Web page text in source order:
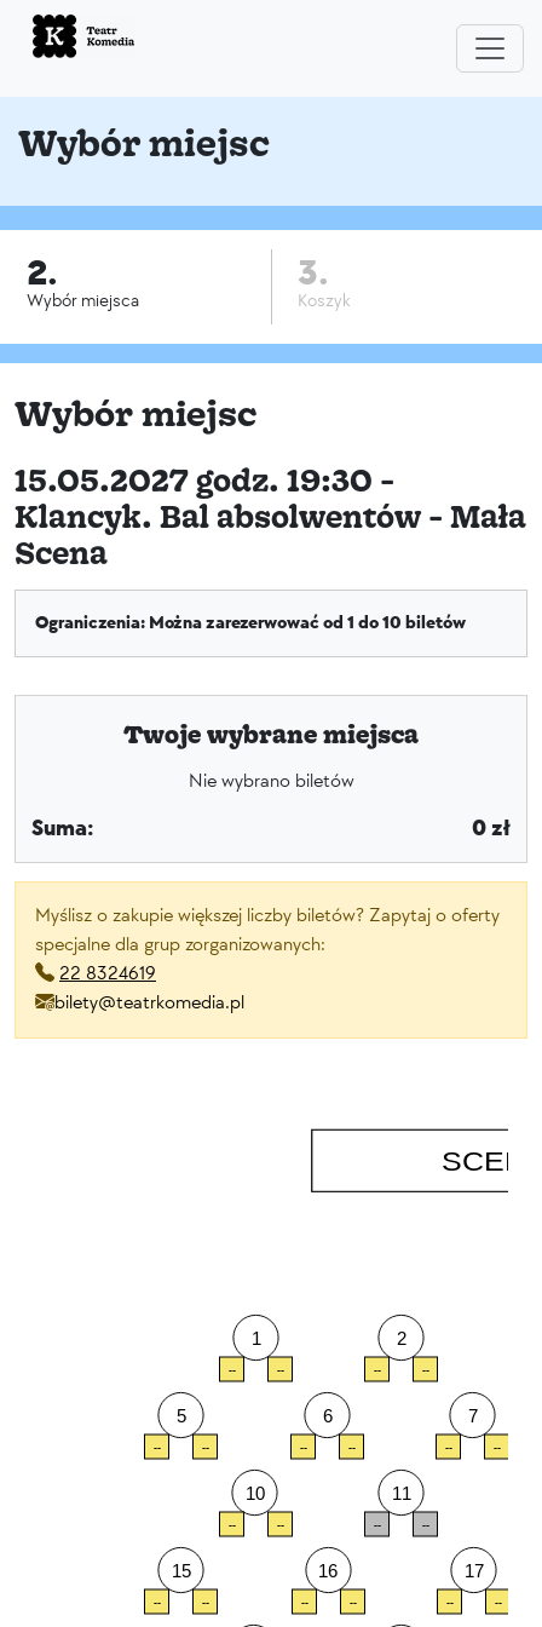
Wybór miejsc
2.
Wybór miejsca
3.
Koszyk
Wybór miejsc
15.05.2027 godz. 19:30 -
Klancyk. Bal absolwentów - Mała
Scena
Ograniczenia: Można zarezerwować od 1 do 10 biletów
Twoje wybrane miejsca
Nie wybrano biletów
Suma: 0 zł
Myślisz o zakupie większej liczby biletów? Zapytaj o oferty
specjalne dla grup zorganizowanych:
22 8324619
bilety@teatrkomedia.pl
1 2
6 7
10 11
15 16 17
5
-- --
-- -- -- --
-- -- -- --
-- -- -- --
-- -- -- -- -- --